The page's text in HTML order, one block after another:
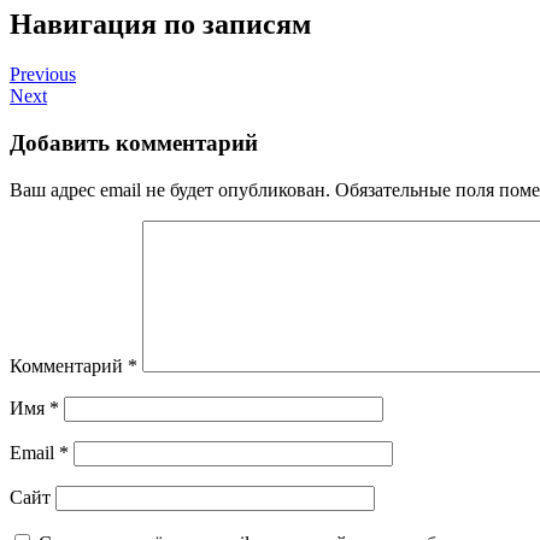
Навигация по записям
Previous
Next
Добавить комментарий
Ваш адрес email не будет опубликован. Обязательные поля
Комментарий *
Имя *
Email *
Сайт